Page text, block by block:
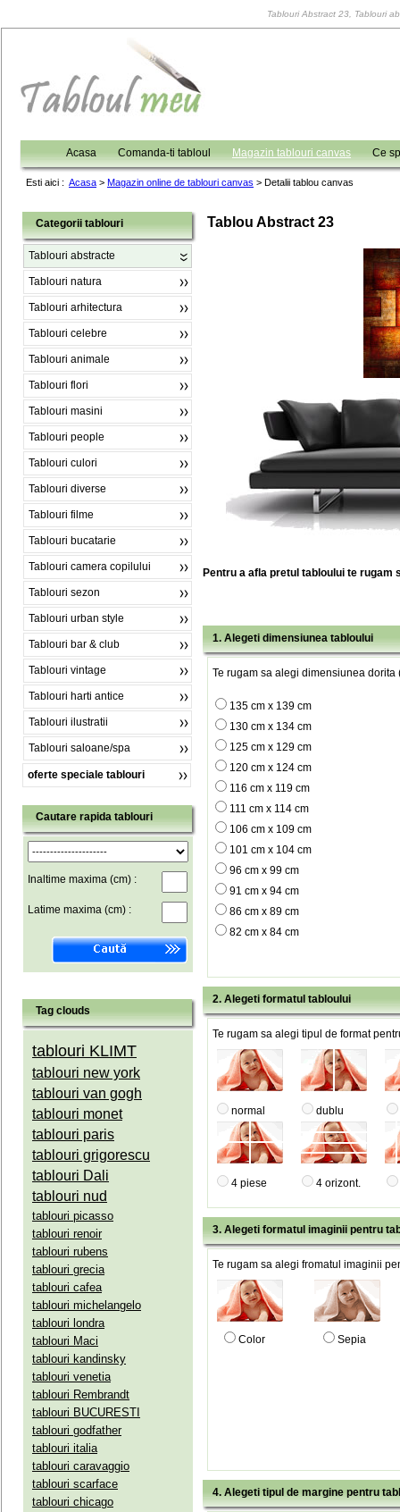
Tablouri Abstract 23, Tablouri
Acasa Comanda-ti tabloul Magazin tablouri canvas Ce
Esti aici : Acasa > Magazin online de tablouri canvas > Detalii tablou canvas
Categorii tablouri
Tablouri abstracte
Tablouri natura
Tablouri arhitectura
Tablouri celebre
Tablouri animale
Tablouri flori
Tablouri masini
Tablouri people
Tablouri culori
Tablouri diverse
Tablouri filme
Tablouri bucatarie
Tablouri camera copilului
Tablouri sezon
Tablouri urban style
Tablouri bar & club
Tablouri vintage
Tablouri harti antice
Tablouri ilustratii
Tablouri saloane/spa
oferte speciale tablouri
Cautare rapida tablouri
Inaltime maxima (cm) :
Latime maxima (cm) :
Tag clouds
tablouri KLIMT
tablouri new york
tablouri van gogh
tablouri monet
tablouri paris
tablouri grigorescu
tablouri Dali
tablouri nud
tablouri picasso
tablouri renoir
tablouri rubens
tablouri grecia
tablouri cafea
tablouri michelangelo
tablouri londra
tablouri Maci
tablouri kandinsky
tablouri venetia
tablouri Rembrandt
tablouri BUCURESTI
tablouri godfather
tablouri italia
tablouri caravaggio
tablouri scarface
tablouri chicago
Tablou Abstract 23
Pentru a afla pretul tabloului te rugam
1. Alegeti dimensiunea tabloului
Te rugam sa alegi dimensiunea dorita
135 cm x 139 cm
130 cm x 134 cm
125 cm x 129 cm
120 cm x 124 cm
116 cm x 119 cm
111 cm x 114 cm
106 cm x 109 cm
101 cm x 104 cm
96 cm x 99 cm
91 cm x 94 cm
86 cm x 89 cm
82 cm x 84 cm
2. Alegeti formatul tabloului
Te rugam sa alegi tipul de format
normal dublu
4 piese 4 orizont.
3. Alegeti formatul imaginii pentru
Te rugam sa alegi fromatul imaginii
Color Sepia
4. Alegeti tipul de margine pentru